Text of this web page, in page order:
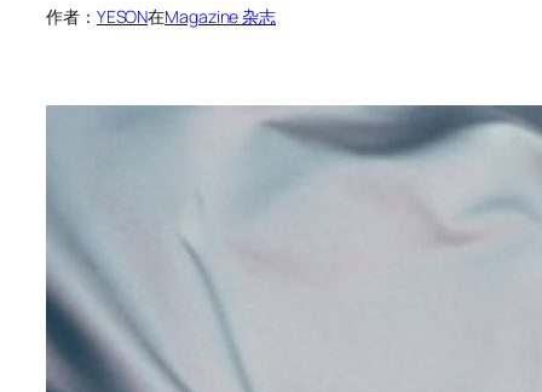
作者： YESON在Magazine 杂志